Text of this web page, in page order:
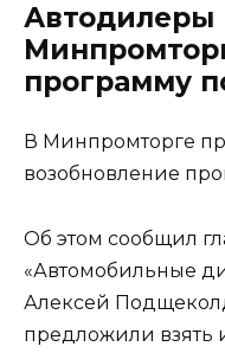
Автодилеры
программу
В Минпромторге
возобновление
Об этом сообщил
«Автомобильные
Алексей
предложили взять